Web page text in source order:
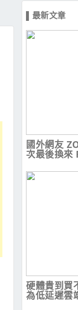
▌最新文章
國外網友
次最後換來
硬體貴到買
為低延遲雲